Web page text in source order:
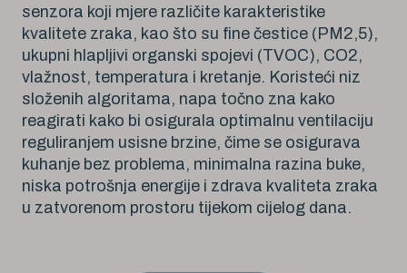
senzora koji mjere različite karakteristike
kvalitete zraka, kao što su fine čestice (PM2,5),
ukupni hlapljivi organski spojevi (TVOC), CO2,
vlažnost, temperatura i kretanje. Koristeći niz
složenih algoritama, napa točno zna kako
reagirati kako bi osigurala optimalnu ventilaciju
reguliranjem usisne brzine, čime se osigurava
kuhanje bez problema, minimalna razina buke,
niska potrošnja energije i zdrava kvaliteta zraka
u zatvorenom prostoru tijekom cijelog dana.